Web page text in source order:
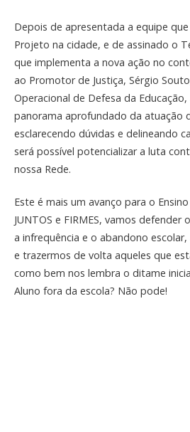
Depois de apresentada a equipe
Projeto na cidade, e de assinado o
que implementa a nova ação no
ao Promotor de Justiça, Sérgio
Operacional de Defesa da
panorama aprofundado da atuação
esclarecendo dúvidas e delineando
será possível potencializar a luta
nossa Rede.
Este é mais um avanço para o
JUNTOS e FIRMES, vamos defender
a infrequência e o abandono
e trazermos de volta aqueles que
como bem nos lembra o ditame
Aluno fora da escola? Não pode!